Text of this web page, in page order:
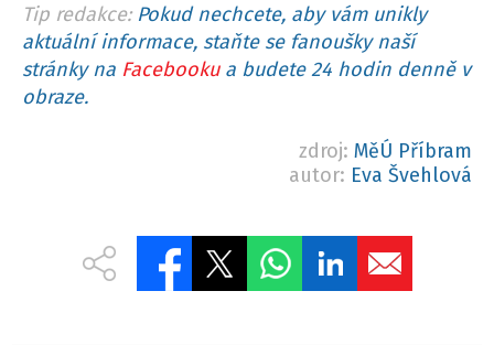
Tip redakce: Pokud nechcete, aby vám unikly
aktuální informace, staňte se fanoušky naší
stránky na Facebookua budete 24 hodin denně v
obraze.
zdroj: MěÚ Příbram
autor: Eva Švehlová